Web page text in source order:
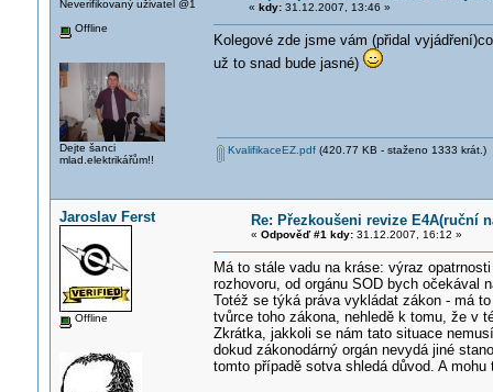
Neverifikovaný uživatel @1
Offline
Dejte šanci
mlad.elektrikářům!!
« kdy:31.12.2007, 13:46 »
Kolegové zde jsme vám (přidal
už to snad bude jasné)
KvalifikaceEZ.pdf(420.77 KB - staženo 1333 krát.)
Jaroslav Ferst
Offline
Re: Přezkoušeni revize E4A(ruční
« Odpověď #1 kdy:31.12.2007, 16:12 »
Má to stále vadu na kráse: výraz
rozhovoru, od orgánu SOD bych očekával
Totéž se týká práva vykládat zákon - má
tvůrce toho zákona, nehledě k tomu, že v
Zkrátka, jakkoli se nám tato situace
dokud zákonodárný orgán nevydá jiné
tomto případě sotva shledá důvod. A